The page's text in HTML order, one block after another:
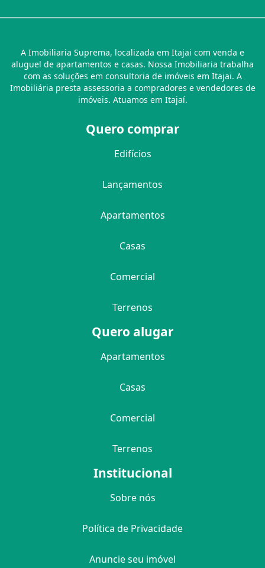
A Imobiliaria Suprema, localizada em Itajai com venda e
aluguel de apartamentos e casas. Nossa Imobiliaria trabalha
com as soluções em consultoria de imóveis em Itajai. A
Imobiliária presta assessoria a compradores e vendedores de
imóveis. Atuamos em Itajaí.
Quero comprar
Edifícios
Lançamentos
Apartamentos
Casas
Comercial
Terrenos
Quero alugar
Apartamentos
Casas
Comercial
Terrenos
Institucional
Sobre nós
Política de Privacidade
Anuncie seu imóvel